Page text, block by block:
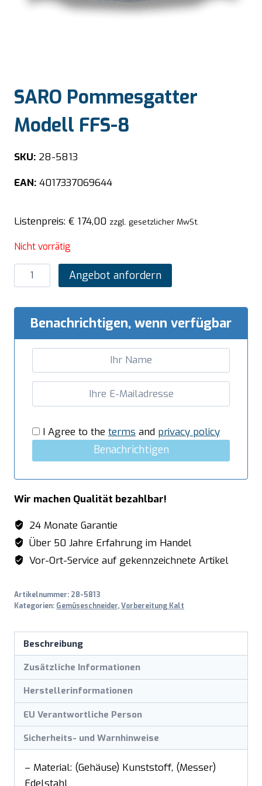
SARO Pommesgatter
Modell FFS-8
SKU: 28-5813
EAN: 4017337069644
Listenpreis: € 174,00 zzgl. gesetzlicher MwSt.
Nicht vorrätig
SARO
Pommesgatter
FFS-
Menge
Angebot anfordern
Benachrichtigen, wenn verfügbar
I Agree to the terms and privacy policy
Benachrichtigen
Wir machen Qualität bezahlbar!
24 Monate Garantie
Über 50 Jahre Erfahrung im Handel
Vor-Ort-Service auf gekennzeichnete Artikel
Artikelnummer: 28-5813
Kategorien: Gemüseschneider,Vorbereitung Kalt
Beschreibung
Zusätzliche Informationen
Herstellerinformationen
EU Verantwortliche Person
Sicherheits- und Warnhinweise
– Material: (Gehäuse) Kunststoff, (Messer)